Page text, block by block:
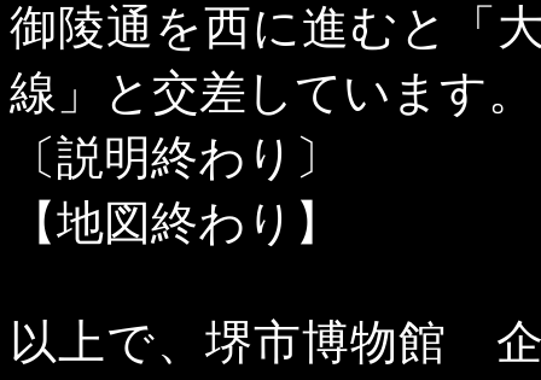
御陵通を西に進むと「
線」と交差しています。
〔説明終わり〕
【地図終わり】
以上で、堺市博物館